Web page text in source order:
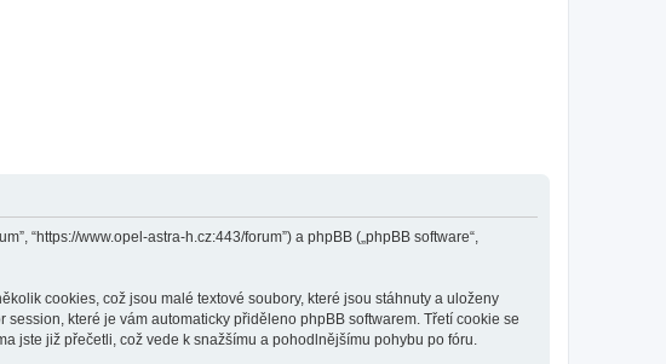
“https://www.opel-astra-h.cz:443/forum”) a phpBB („phpBB software“,
cookies, což jsou malé textové soubory, které jsou stáhnuty a uloženy
které je vám automaticky přiděleno phpBB softwarem. Třetí cookie se
jste již přečetli, což vede k snažšímu a pohodlnějšímu pohybu po fóru.